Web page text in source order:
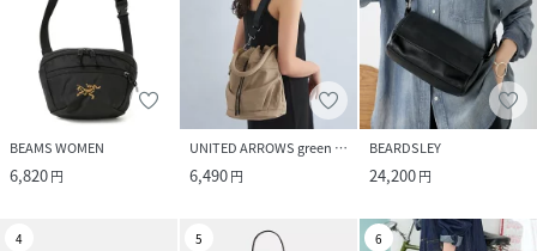
BEAMS WOMEN
6,820円
UNITED ARROWS green label relaxing
6,490円
BEARDSLEY
24,200円
4 5 6